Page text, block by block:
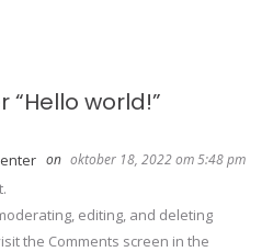
“Hello world!”
oktober 18, 2022 om 5:48 pm
editing, and deleting
the Comments screen in the